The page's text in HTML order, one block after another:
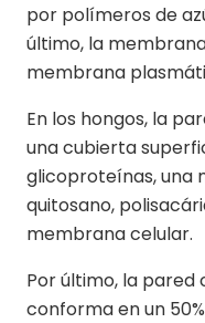
por polímeros de
último, la
membrana
En los hongos, la
una cubierta
glicoproteínas, una
quitosano,
membrana celular.
Por último, la pared
conforma en un